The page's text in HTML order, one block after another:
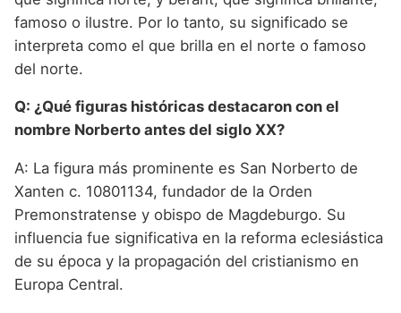
famoso o ilustre. Por lo tanto, su significado se
interpreta como el que brilla en el norte o famoso
del norte.
Q: ¿Qué figuras históricas destacaron con el
nombre Norberto antes del siglo XX?
A: La figura más prominente es San Norberto de
Xanten c. 10801134, fundador de la Orden
Premonstratense y obispo de Magdeburgo. Su
influencia fue significativa en la reforma eclesiástica
de su época y la propagación del cristianismo en
Europa Central.